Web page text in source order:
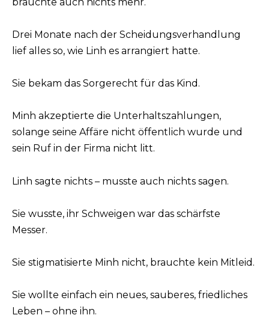
Drei Monate nach der Scheidungsverhandlung
lief alles so, wie Linh es arrangiert hatte.
Sie bekam das Sorgerecht für das Kind.
Minh akzeptierte die Unterhaltszahlungen,
solange seine Affäre nicht öffentlich wurde und
sein Ruf in der Firma nicht litt.
Linh sagte nichts – musste auch nichts sagen.
Sie wusste, ihr Schweigen war das schärfste
Messer.
Sie stigmatisierte Minh nicht, brauchte kein Mitleid.
Sie wollte einfach ein neues, sauberes, friedliches
Leben – ohne ihn.